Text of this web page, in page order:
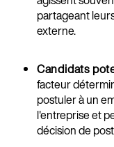
partageant
externe.
Candidats
facteur
postuler à un
l'entreprise et
décision de